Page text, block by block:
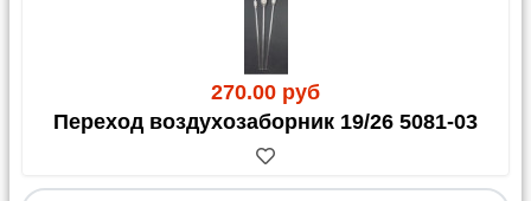
270.00 руб
Переход воздухозаборник 19/26 5081-03